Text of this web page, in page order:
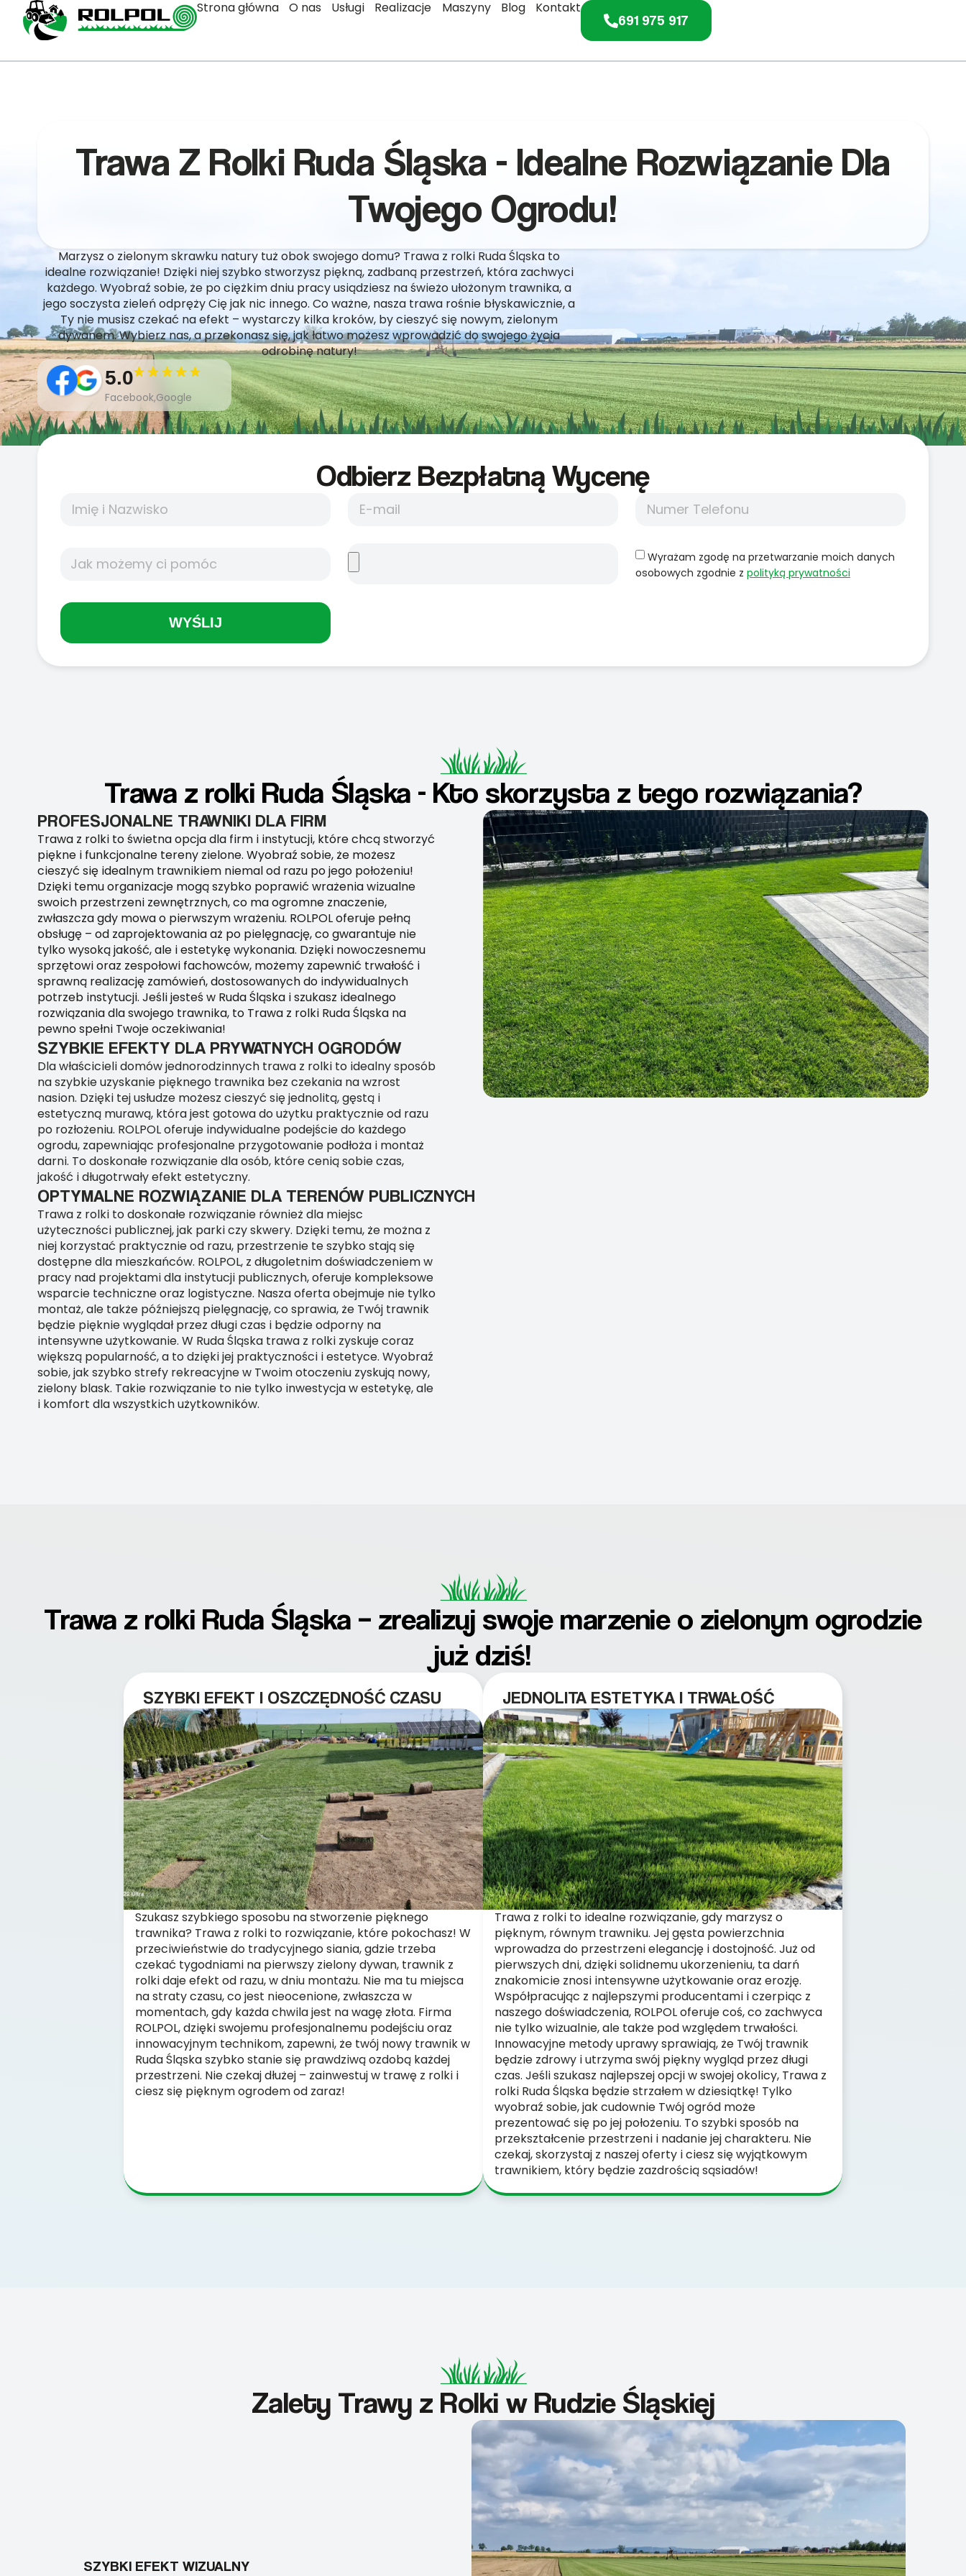
Strona główna O nas Usługi Realizacje Maszyny Blog Kontakt
691 975 917
Trawa Z Rolki Ruda Śląska - Idealne Rozwiązanie Dla
Twojego Ogrodu!
Marzysz o zielonym skrawku natury tuż obok swojego domu? Trawa z rolki Ruda Śląska to
idealne rozwiązanie! Dzięki niej szybko stworzysz piękną, zadbaną przestrzeń, która zachwyci
każdego. Wyobraź sobie, że po ciężkim dniu pracy usiądziesz na świeżo ułożonym trawnika, a
jego soczysta zieleń odpręży Cię jak nic innego. Co ważne, nasza trawa rośnie błyskawicznie, a
Ty nie musisz czekać na efekt – wystarczy kilka kroków, by cieszyć się nowym, zielonym
dywanem. Wybierz nas, a przekonasz się, jak łatwo możesz wprowadzić do swojego życia
odrobinę natury!
5.0
Facebook,Google
Odbierz Bezpłatną Wycenę
Wyrażam zgodę na przetwarzanie moich danych
osobowych zgodnie z polityką prywatności
WYŚLIJ
Trawa z rolki Ruda Śląska - Kto skorzysta z tego rozwiązania?
PROFESJONALNE TRAWNIKI DLA FIRM
Trawa z rolki to świetna opcja dla firm i instytucji, które chcą stworzyć
piękne i funkcjonalne tereny zielone. Wyobraź sobie, że możesz
cieszyć się idealnym trawnikiem niemal od razu po jego położeniu!
Dzięki temu organizacje mogą szybko poprawić wrażenia wizualne
swoich przestrzeni zewnętrznych, co ma ogromne znaczenie,
zwłaszcza gdy mowa o pierwszym wrażeniu. ROLPOL oferuje pełną
obsługę – od zaprojektowania aż po pielęgnację, co gwarantuje nie
tylko wysoką jakość, ale i estetykę wykonania. Dzięki nowoczesnemu
sprzętowi oraz zespołowi fachowców, możemy zapewnić trwałość i
sprawną realizację zamówień, dostosowanych do indywidualnych
potrzeb instytucji. Jeśli jesteś w Ruda Śląska i szukasz idealnego
rozwiązania dla swojego trawnika, to Trawa z rolki Ruda Śląska na
pewno spełni Twoje oczekiwania!
SZYBKIE EFEKTY DLA PRYWATNYCH OGRODÓW
Dla właścicieli domów jednorodzinnych trawa z rolki to idealny sposób
na szybkie uzyskanie pięknego trawnika bez czekania na wzrost
nasion. Dzięki tej usłudze możesz cieszyć się jednolitą, gęstą i
estetyczną murawą, która jest gotowa do użytku praktycznie od razu
po rozłożeniu. ROLPOL oferuje indywidualne podejście do każdego
ogrodu, zapewniając profesjonalne przygotowanie podłoża i montaż
darni. To doskonałe rozwiązanie dla osób, które cenią sobie czas,
jakość i długotrwały efekt estetyczny.
OPTYMALNE ROZWIĄZANIE DLA TERENÓW PUBLICZNYCH
Trawa z rolki to doskonałe rozwiązanie również dla miejsc
użyteczności publicznej, jak parki czy skwery. Dzięki temu, że można z
niej korzystać praktycznie od razu, przestrzenie te szybko stają się
dostępne dla mieszkańców. ROLPOL, z długoletnim doświadczeniem w
pracy nad projektami dla instytucji publicznych, oferuje kompleksowe
wsparcie techniczne oraz logistyczne. Nasza oferta obejmuje nie tylko
montaż, ale także późniejszą pielęgnację, co sprawia, że Twój trawnik
będzie pięknie wyglądał przez długi czas i będzie odporny na
intensywne użytkowanie. W Ruda Śląska trawa z rolki zyskuje coraz
większą popularność, a to dzięki jej praktyczności i estetyce. Wyobraź
sobie, jak szybko strefy rekreacyjne w Twoim otoczeniu zyskują nowy,
zielony blask. Takie rozwiązanie to nie tylko inwestycja w estetykę, ale
i komfort dla wszystkich użytkowników.
Trawa z rolki Ruda Śląska – zrealizuj swoje marzenie o zielonym ogrodzie
już dziś!
SZYBKI EFEKT I OSZCZĘDNOŚĆ CZASU
Szukasz szybkiego sposobu na stworzenie pięknego
trawnika? Trawa z rolki to rozwiązanie, które pokochasz! W
przeciwieństwie do tradycyjnego siania, gdzie trzeba
czekać tygodniami na pierwszy zielony dywan, trawnik z
rolki daje efekt od razu, w dniu montażu. Nie ma tu miejsca
na straty czasu, co jest nieocenione, zwłaszcza w
momentach, gdy każda chwila jest na wagę złota. Firma
ROLPOL, dzięki swojemu profesjonalnemu podejściu oraz
innowacyjnym technikom, zapewni, że twój nowy trawnik w
Ruda Śląska szybko stanie się prawdziwą ozdobą każdej
przestrzeni. Nie czekaj dłużej – zainwestuj w trawę z rolki i
ciesz się pięknym ogrodem od zaraz!
JEDNOLITA ESTETYKA I TRWAŁOŚĆ
Trawa z rolki to idealne rozwiązanie, gdy marzysz o
pięknym, równym trawniku. Jej gęsta powierzchnia
wprowadza do przestrzeni elegancję i dostojność. Już od
pierwszych dni, dzięki solidnemu ukorzenieniu, ta darń
znakomicie znosi intensywne użytkowanie oraz erozję.
Współpracując z najlepszymi producentami i czerpiąc z
naszego doświadczenia, ROLPOL oferuje coś, co zachwyca
nie tylko wizualnie, ale także pod względem trwałości.
Innowacyjne metody uprawy sprawiają, że Twój trawnik
będzie zdrowy i utrzyma swój piękny wygląd przez długi
czas. Jeśli szukasz najlepszej opcji w swojej okolicy, Trawa z
rolki Ruda Śląska będzie strzałem w dziesiątkę! Tylko
wyobraź sobie, jak cudownie Twój ogród może
prezentować się po jej położeniu. To szybki sposób na
przekształcenie przestrzeni i nadanie jej charakteru. Nie
czekaj, skorzystaj z naszej oferty i ciesz się wyjątkowym
trawnikiem, który będzie zazdrością sąsiadów!
Zalety Trawy z Rolki w Rudzie Śląskiej
SZYBKI EFEKT WIZUALNY